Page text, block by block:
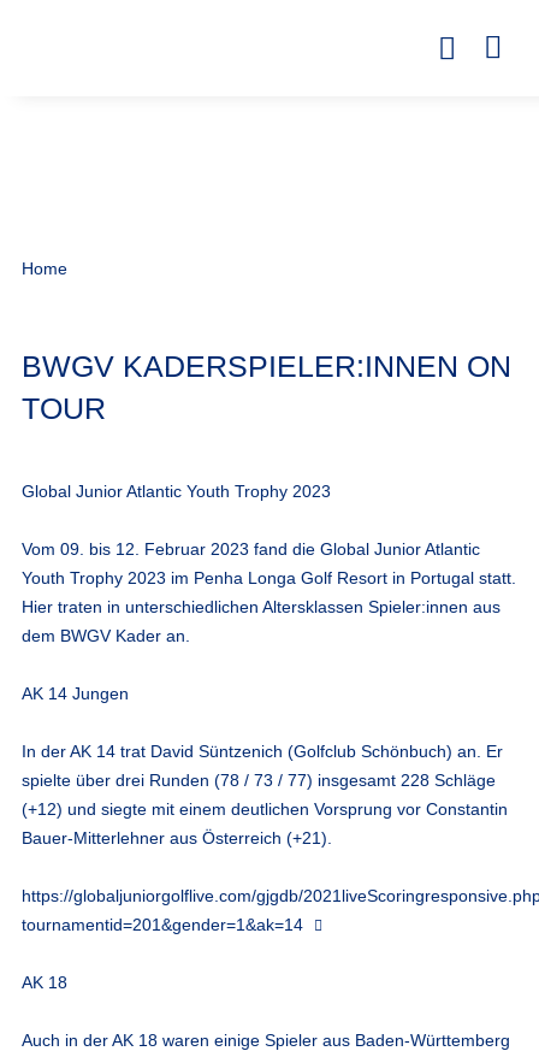
Home
BWGV KADERSPIELER:INNEN ON
TOUR
Global Junior Atlantic Youth Trophy 2023
Vom 09. bis 12. Februar 2023 fand die Global Junior Atlantic
Youth Trophy 2023 im Penha Longa Golf Resort in Portugal statt.
Hier traten in unterschiedlichen Altersklassen Spieler:innen aus
dem BWGV Kader an.
AK 14 Jungen
In der AK 14 trat David Süntzenich (Golfclub Schönbuch) an. Er
spielte über drei Runden (78 / 73 / 77) insgesamt 228 Schläge
(+12) und siegte mit einem deutlichen Vorsprung vor Constantin
Bauer-Mitterlehner aus Österreich (+21).
https://globaljuniorgolflive.com/gjgdb/
tournamentid=201&gender=1&ak=14
AK 18
Auch in der AK 18 waren einige Spieler aus Baden-Württemberg